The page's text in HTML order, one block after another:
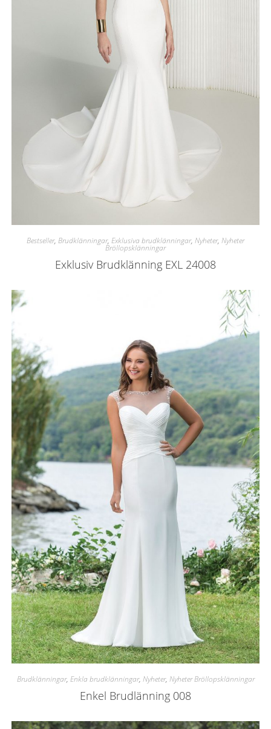
Bestseller, Brudklänningar, Exklusiva brudklänningar, Nyheter, Nyheter
Bröllopsklänningar
Exklusiv Brudklänning EXL 24008
Brudklänningar, Enkla brudklänningar, Nyheter, Nyheter Bröllopsklänningar
Enkel Brudlänning 008